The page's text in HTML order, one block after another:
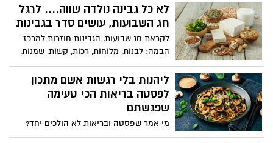
הרבלייף, שומרים על המרקם המפנק, אבל
עושים התאמות קטנות: פחות חמאה, שילוב
חמאת שקדים או בוטנים בבסיס, פחות סוכר,
וגבינות מעט קלילות יותר.
לא כל גבינה נולדה שווה.... לרגל
חג השבועות, עושים סדר בגבינות
לקראת חג שבועות, הגבינות חוזרות למרכז
הבמה: לבנות, מלוחות, רכות, קשות, שמנות,
דלות, מסורתיות ומתועשות. מאחורי המגוון
הזה מסתתרת אמת פשוטה: מבחינה
תזונתית, לא כל גבינה נולדה שווה.
ליהנות בלי רגשות אשם מתכון
לפסטה בריאות הכי טעימה
שפגשתם
מי אמר שפסטה ובריאות לא הולכים יחד?
המתכון החדש מאת ורוניקה מייזלר , דיאטנית